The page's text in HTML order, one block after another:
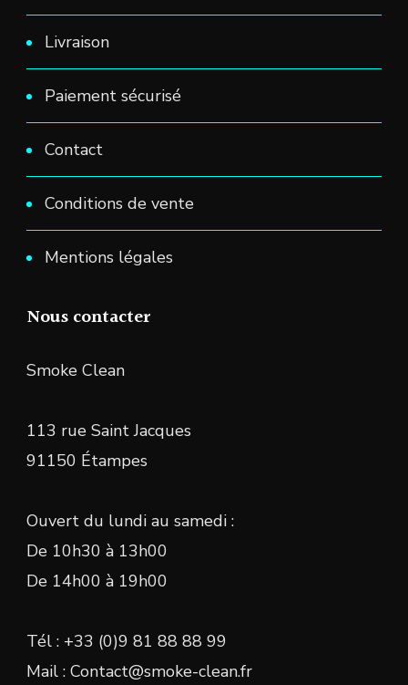
Livraison
Paiement sécurisé
Contact
Conditions de vente
Mentions légales
Nous contacter
Smoke Clean
113 rue Saint Jacques
91150 Étampes
Ouvert du lundi au samedi :
De 10h30 à 13h00
De 14h00 à 19h00
Tél : +33 (0)9 81 88 88 99
Mail : Contact@smoke-clean.fr